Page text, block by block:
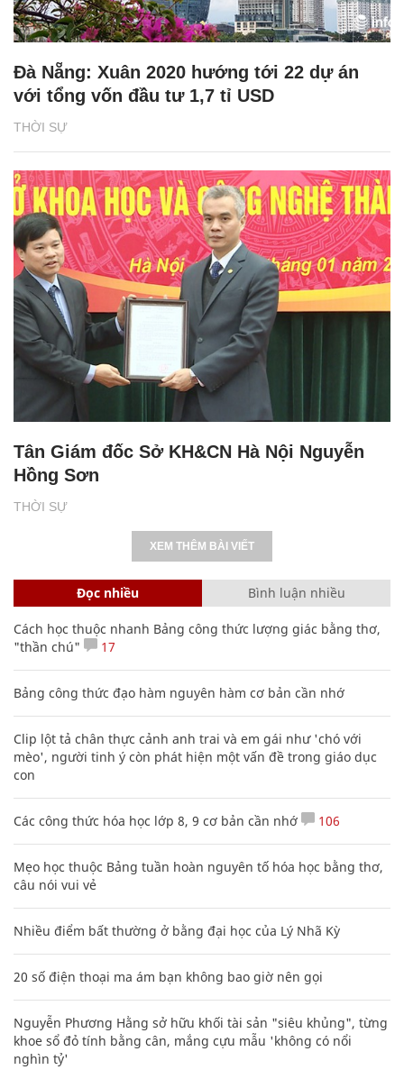
THỜI SỰ
Đà Nẵng: Xuân 2020 hướng tới 22 dự án
với tổng vốn đầu tư 1,7 tỉ USD
THỜI SỰ
Tân Giám đốc Sở KH&CN Hà Nội Nguyễn
Hồng Sơn
XEM THÊM BÀI VIẾT
Đọc nhiều Bình luận nhiều
Cách học thuộc nhanh Bảng công thức lượng giác bằng thơ,
"thần chú"
17
Bảng công thức đạo hàm nguyên hàm cơ bản cần nhớ
Clip lột tả chân thực cảnh anh trai và em gái như 'chó với
mèo', người tinh ý còn phát hiện một vấn đề trong giáo dục
con
Các công thức hóa học lớp 8, 9 cơ bản cần nhớ 106
Mẹo học thuộc Bảng tuần hoàn nguyên tố hóa học bằng thơ,
câu nói vui vẻ
Nhiều điểm bất thường ở bằng đại học của Lý Nhã Kỳ
20 số điện thoại ma ám bạn không bao giờ nên gọi
Nguyễn Phương Hằng sở hữu khối tài sản "siêu khủng", từng
khoe sổ đỏ tính bằng cân, mắng cựu mẫu 'không có nổi
nghìn tỷ'